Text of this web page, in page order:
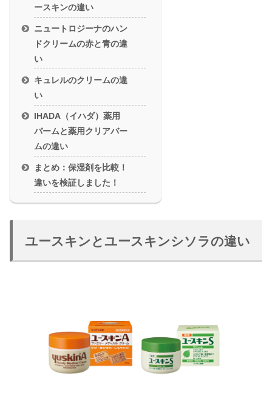
ースキンの違い
ニュートロジーナのハン
ドクリームの赤と青の違
い
キュレルのクリームの違
い
IHADA（イハダ）薬用
バームと薬用クリアバー
ムの違い
まとめ：保湿剤を比較！
違いを検証しました！
ユースキンとユースキンシソラの違い